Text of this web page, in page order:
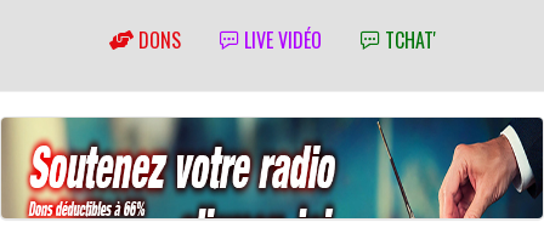
DONS LIVE VIDÉO TCHAT'